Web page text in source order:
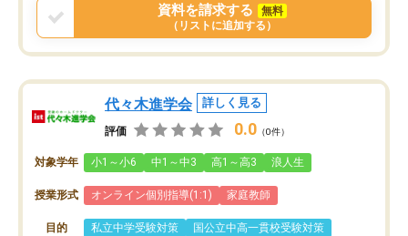
資料を請求する
無料
（リストに追加する）
代々木進学会 詳しく見る
評価 0.0 （0件）
対象学年 小1～小6 中1～中3 高1～高3 浪人生
授業形式 オンライン個別指導(1:1) 家庭教師
目的 私立中学受験対策
国公立中高一貫校受験対策